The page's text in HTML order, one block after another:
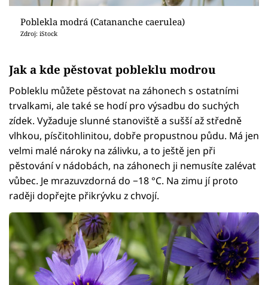
Poblekla modrá (Catananche caerulea)
Zdroj: iStock
Jak a kde pěstovat pobleklu modrou
Pobleklu můžete pěstovat na záhonech s ostatními
trvalkami, ale také se hodí pro výsadbu do suchých
zídek. Vyžaduje slunné stanoviště a sušší až středně
vlhkou, písčitohlinitou, dobře propustnou půdu. Má jen
velmi malé nároky na zálivku, a to ještě jen při
pěstování v nádobách, na záhonech ji nemusíte zalévat
vůbec. Je mrazuvzdorná do −18 °C. Na zimu jí proto
raději dopřejte přikrývku z chvojí.